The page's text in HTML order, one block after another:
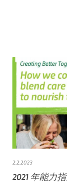
2.2.2023
2021 年能力